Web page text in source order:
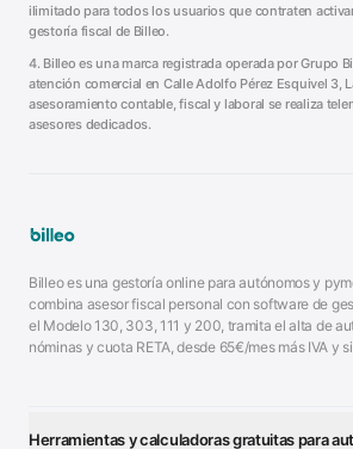
ilimitado para todos los usuarios que contraten
gestoría fiscal de Billeo.
4. Billeo es una marca registrada operada por Grupo
atención comercial en Calle Adolfo Pérez Esquivel 3,
asesoramiento contable, fiscal y laboral se realiza
asesores dedicados.
Billeo es una gestoría online para autónomos y
combina asesor fiscal personal con software de
el Modelo 130, 303, 111 y 200, tramita el alta de
nóminas y cuota RETA, desde 65€/mes más IVA y
Herramientas y calculadoras gratuitas para